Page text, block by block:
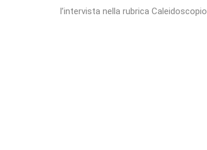
l’intervista nella rubrica Caleidoscopio